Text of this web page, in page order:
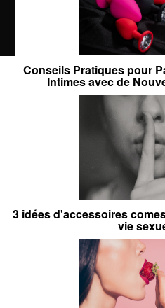
Conseils Pratiques pour
Intimes avec de
3 idées d'accessoires
vie